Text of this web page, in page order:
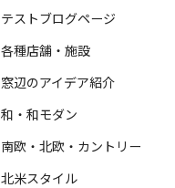
テストブログページ
各種店舗・施設
窓辺のアイデア紹介
和・和モダン
南欧・北欧・カントリー
北米スタイル